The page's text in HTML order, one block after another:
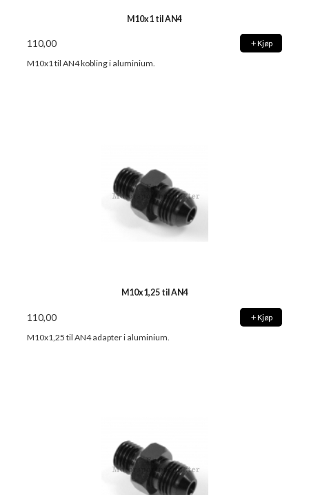
M10x1 til AN4
110,00 Kjøp
M10x1 til AN4 kobling i aluminium.
M10x1,25 til AN4
110,00 Kjøp
M10x1,25 til AN4 adapter i aluminium.